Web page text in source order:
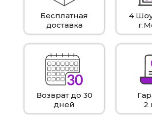
Бесплатная
доставка
4
Возврат до 30
дней
2